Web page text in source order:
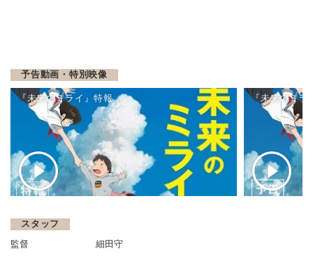
予告動画・特別映像
『未来のミライ』特報 『未来のミラ
スタッフ
監督 細田守